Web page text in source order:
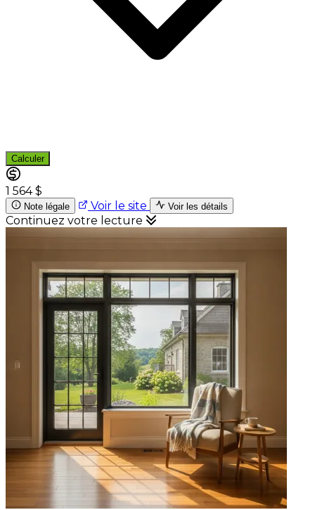
Calculer
1 564 $
Note légale Voir le site Voir les détails
Continuez votre lecture